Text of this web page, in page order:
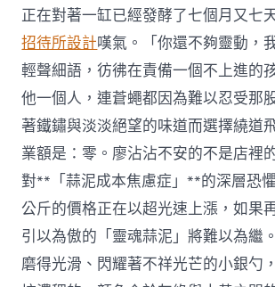
正在對著一缸已經發酵了七個月又七
招待所設計嘆氣。「你還不夠靈動，
輕聲細語，彷彿在責備一個不上進的
他一個人，連蒼蠅都因為難以忍受那
著鐵鏽與淡淡絕望的味道而選擇繞道
業額是：零。廖沾沾不安的不是店裡
對**「蒜泥成本焦慮症」**的深層恐
公斤的價格正在以超光速上漲，如果
引以為傲的「靈魂蒜泥」將難以為繼
磨得光滑、閃耀著不祥光芒的小銀勺